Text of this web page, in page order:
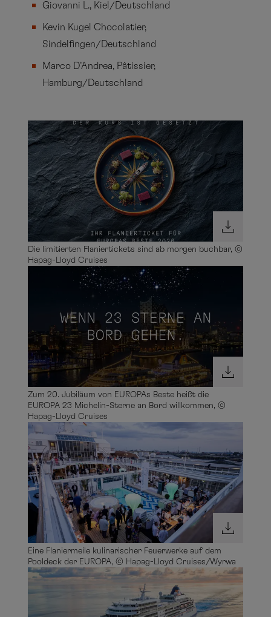
Giovanni L., Kiel/Deutschland
Kevin Kugel Chocolatier,
Sindelfingen/Deutschland
Marco D’Andrea, Pâtissier,
Hamburg/Deutschland
Die limitierten Flaniertickets sind ab morgen buchbar, ©
Hapag-Lloyd Cruises
Zum 20. Jubiläum von EUROPAs Beste heißt die
EUROPA 23 Michelin-Sterne an Bord willkommen, ©
Hapag-Lloyd Cruises
Eine Flaniermeile kulinarischer Feuerwerke auf dem
Pooldeck der EUROPA, © Hapag-Lloyd Cruises/Wyrwa